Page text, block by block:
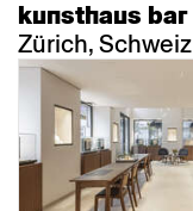
kunsthaus bar
Zürich, Schweiz